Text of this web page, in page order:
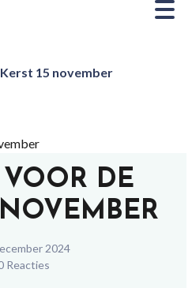
15 november
DE
2024
Reacties